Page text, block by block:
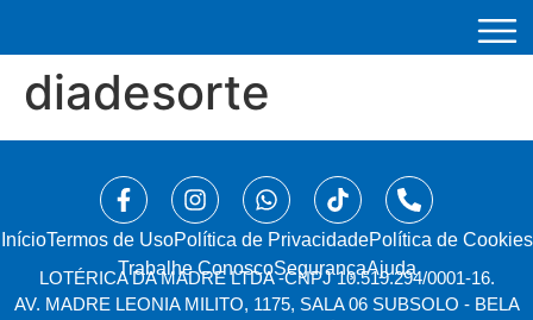
diadesorte
Início⁠Termos de UsoPolítica de PrivacidadePolítica de Cookies
Trabalhe ConoscoSegurançaAjuda
LOTÉRICA DA MADRE LTDA -CNPJ 10.519.294/0001-16.
AV. MADRE LEONIA MILITO, 1175, SALA 06 SUBSOLO - BELA